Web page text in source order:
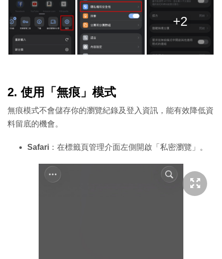
+2
2. 使用「無痕」模式
無痕模式不會儲存你的瀏覽紀錄及登入資訊，能有效降低資
料留底的機會。
Safari ：在標籤頁管理介面左側開啟「私密瀏覽」。